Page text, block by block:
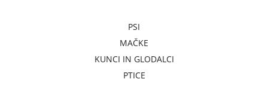
PSI
MAČKE
KUNCI IN GLODALCI
PTICE